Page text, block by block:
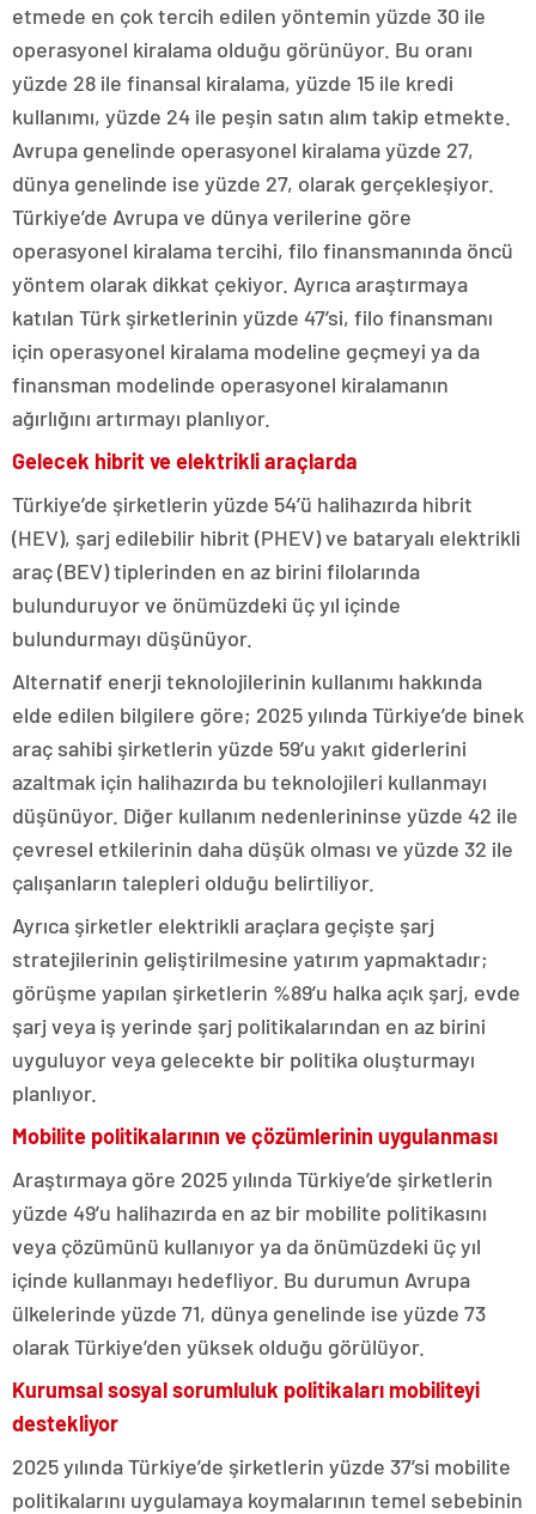
etmede en çok tercih edilen yöntemin yüzde 30 ile
operasyonel kiralama olduğu görünüyor. Bu oranı
yüzde 28 ile finansal kiralama, yüzde 15 ile kredi
kullanımı, yüzde 24 ile peşin satın alım takip etmekte.
Avrupa genelinde operasyonel kiralama yüzde 27,
dünya genelinde ise yüzde 27, olarak gerçekleşiyor.
Türkiye’de Avrupa ve dünya verilerine göre
operasyonel kiralama tercihi, filo finansmanında öncü
yöntem olarak dikkat çekiyor. Ayrıca araştırmaya
katılan Türk şirketlerinin yüzde 47’si, filo finansmanı
için operasyonel kiralama modeline geçmeyi ya da
finansman modelinde operasyonel kiralamanın
ağırlığını artırmayı planlıyor.
Gelecek hibrit ve elektrikli araçlarda
Türkiye’de şirketlerin yüzde 54’ü halihazırda hibrit
(HEV), şarj edilebilir hibrit (PHEV) ve bataryalı elektrikli
araç (BEV) tiplerinden en az birini filolarında
bulunduruyor ve önümüzdeki üç yıl içinde
bulundurmayı düşünüyor.
Alternatif enerji teknolojilerinin kullanımı hakkında
elde edilen bilgilere göre; 2025 yılında Türkiye’de binek
araç sahibi şirketlerin yüzde 59’u yakıt giderlerini
azaltmak için halihazırda bu teknolojileri kullanmayı
düşünüyor. Diğer kullanım nedenlerininse yüzde 42 ile
çevresel etkilerinin daha düşük olması ve yüzde 32 ile
çalışanların talepleri olduğu belirtiliyor.
Ayrıca şirketler elektrikli araçlara geçişte şarj
stratejilerinin geliştirilmesine yatırım yapmaktadır;
görüşme yapılan şirketlerin %89’u halka açık şarj, evde
şarj veya iş yerinde şarj politikalarından en az birini
uyguluyor veya gelecekte bir politika oluşturmayı
planlıyor.
Mobilite politikalarının ve çözümlerinin uygulanması
Araştırmaya göre 2025 yılında Türkiye’de şirketlerin
yüzde 49’u halihazırda en az bir mobilite politikasını
veya çözümünü kullanıyor ya da önümüzdeki üç yıl
içinde kullanmayı hedefliyor. Bu durumun Avrupa
ülkelerinde yüzde 71, dünya genelinde ise yüzde 73
olarak Türkiye’den yüksek olduğu görülüyor.
Kurumsal sosyal sorumluluk politikaları mobiliteyi
destekliyor
2025 yılında Türkiye’de şirketlerin yüzde 37’si mobilite
politikalarını uygulamaya koymalarının temel sebebinin